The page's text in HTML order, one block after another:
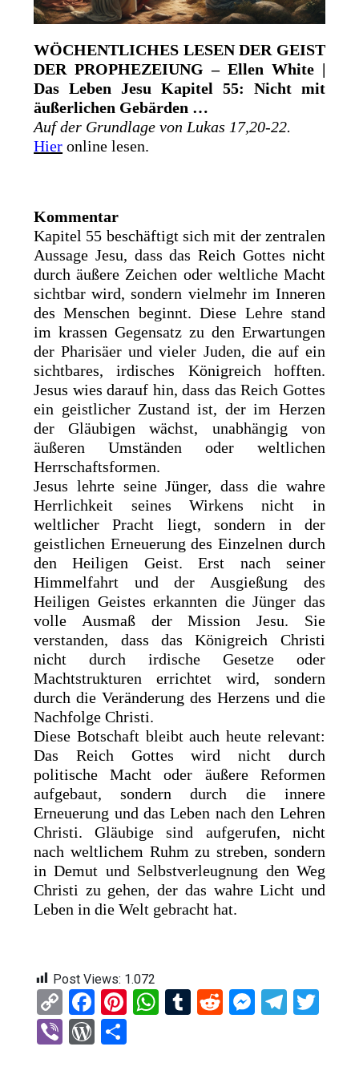
WÖCHENTLICHES LESEN DER GEIST
DER PROPHEZEIUNG – Ellen White |
Das Leben Jesu Kapitel 55: Nicht mit
äußerlichen Gebärden …
Auf der Grundlage von Lukas 17,20-22.
Hier online lesen.
Kommentar
Kapitel 55 beschäftigt sich mit der zentralen
Aussage Jesu, dass das Reich Gottes nicht
durch äußere Zeichen oder weltliche Macht
sichtbar wird, sondern vielmehr im Inneren
des Menschen beginnt. Diese Lehre stand
im krassen Gegensatz zu den Erwartungen
der Pharisäer und vieler Juden, die auf ein
sichtbares, irdisches Königreich hofften.
Jesus wies darauf hin, dass das Reich Gottes
ein geistlicher Zustand ist, der im Herzen
der Gläubigen wächst, unabhängig von
äußeren Umständen oder weltlichen
Herrschaftsformen.
Jesus lehrte seine Jünger, dass die wahre
Herrlichkeit seines Wirkens nicht in
weltlicher Pracht liegt, sondern in der
geistlichen Erneuerung des Einzelnen durch
den Heiligen Geist. Erst nach seiner
Himmelfahrt und der Ausgießung des
Heiligen Geistes erkannten die Jünger das
volle Ausmaß der Mission Jesu. Sie
verstanden, dass das Königreich Christi
nicht durch irdische Gesetze oder
Machtstrukturen errichtet wird, sondern
durch die Veränderung des Herzens und die
Nachfolge Christi.
Diese Botschaft bleibt auch heute relevant:
Das Reich Gottes wird nicht durch
politische Macht oder äußere Reformen
aufgebaut, sondern durch die innere
Erneuerung und das Leben nach den Lehren
Christi. Gläubige sind aufgerufen, nicht
nach weltlichem Ruhm zu streben, sondern
in Demut und Selbstverleugnung den Weg
Christi zu gehen, der das wahre Licht und
Leben in die Welt gebracht hat.
Post Views: 1.072
C
o
py
F
a
ce
Pi W T
R
M T
Vi W